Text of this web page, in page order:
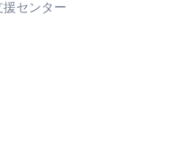
センター